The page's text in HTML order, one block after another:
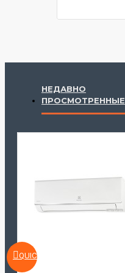
НЕДАВНО
ПРОСМОТРЕННЫЕ
QUICKVIEW